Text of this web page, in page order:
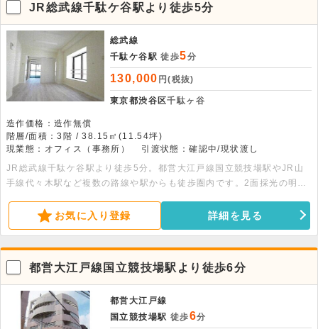
JR総武線千駄ケ谷駅より徒歩5分
総武線
千駄ケ谷駅 徒歩5分
130,000 円(税抜)
東京都渋谷区千駄ヶ谷
造作価格：造作無償
階層/面積：3階 / 38.15㎡(11.54坪)
現業態：オフィス（事務所）
引渡状態：確認中/現状渡し
JR総武線千駄ケ谷駅より徒歩5分。都営大江戸線国立競技場駅やJR山
手線代々木駅など複数の路線や駅からも徒歩圏内です。2面採光の明る
お気に入り登録 詳細を見る
都営大江戸線国立競技場駅より徒歩6分
都営大江戸線
国立競技場駅 徒歩6分